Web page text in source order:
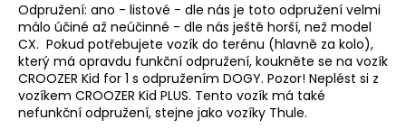
Odpružení: ano - listové - dle nás je toto odpružení velmi
málo účiné až neúčinné - dle nás ještě horší, než model
CX. Pokud potřebujete vozík do terénu (hlavně za kolo),
který má opravdu funkční odpružení, koukněte se na vozík
CROOZER Kid for 1 s odpružením DOGY. Pozor! Neplést si z
vozíkem CROOZER Kid PLUS. Tento vozík má také
nefunkční odpružení, stejne jako vozíky Thule.